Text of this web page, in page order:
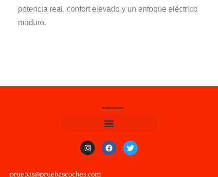
potencia real, confort elevado y un enfoque eléctrico
maduro.
pruebas@pruebascoches.com